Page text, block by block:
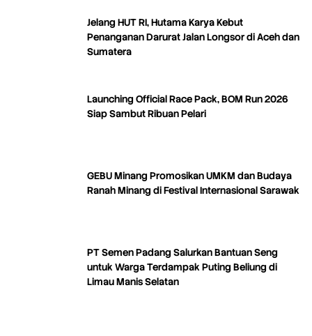
Jelang HUT RI, Hutama Karya Kebut
Penanganan Darurat Jalan Longsor di Aceh dan
Sumatera
Launching Official Race Pack, BOM Run 2026
Siap Sambut Ribuan Pelari
GEBU Minang Promosikan UMKM dan Budaya
Ranah Minang di Festival Internasional Sarawak
PT Semen Padang Salurkan Bantuan Seng
untuk Warga Terdampak Puting Beliung di
Limau Manis Selatan